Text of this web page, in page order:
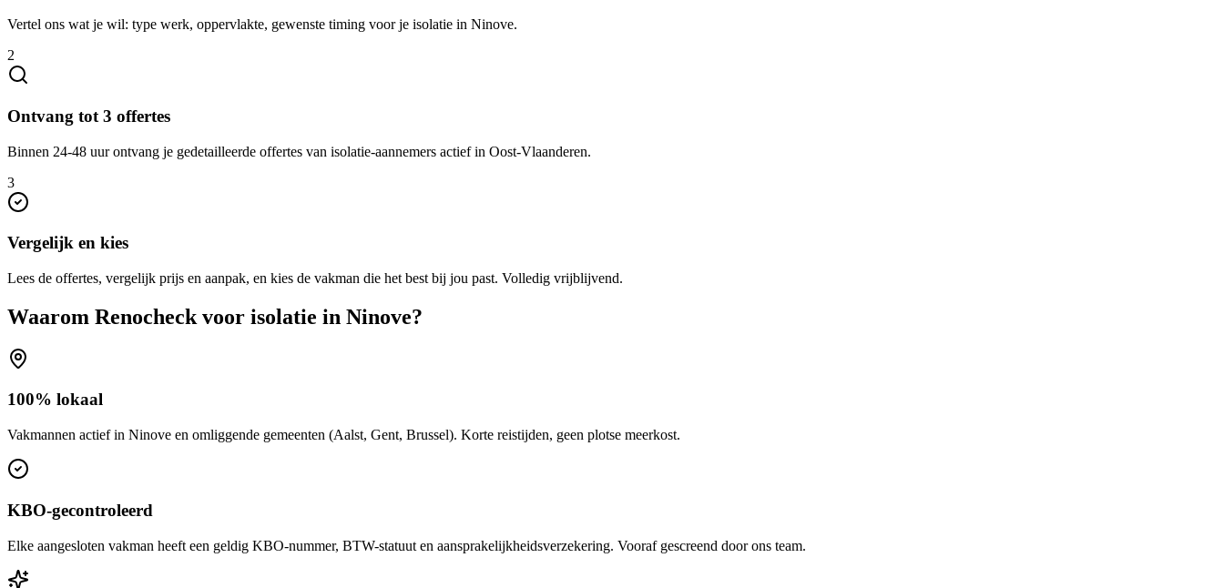
Vertel ons wat je wil: type werk, oppervlakte, gewenste timing voor je isolatie in Ninove.
2
Ontvang tot 3 offertes
Binnen 24-48 uur ontvang je gedetailleerde offertes van isolatie-aannemers actief in Oost-Vlaanderen.
3
Vergelijk en kies
Lees de offertes, vergelijk prijs en aanpak, en kies de vakman die het best bij jou past. Volledig vrijblijvend.
Waarom Renocheck voor isolatie in Ninove?
100% lokaal
Vakmannen actief in Ninove en omliggende gemeenten (Aalst, Gent, Brussel). Korte reistijden, geen plotse meerkost.
KBO-gecontroleerd
Elke aangesloten vakman heeft een geldig KBO-nummer, BTW-statuut en aansprakelijkheidsverzekering. Vooraf gescreend door ons team.